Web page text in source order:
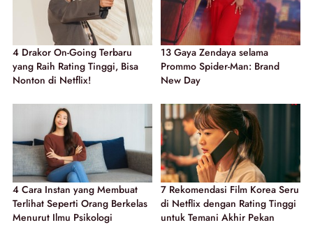
4 Drakor On-Going Terbaru
yang Raih Rating Tinggi, Bisa
Nonton di Netflix!
13 Gaya Zendaya selama
Prommo Spider-Man: Brand
New Day
4 Cara Instan yang Membuat
Terlihat Seperti Orang Berkelas
Menurut Ilmu Psikologi
7 Rekomendasi Film Korea Seru
di Netflix dengan Rating Tinggi
untuk Temani Akhir Pekan